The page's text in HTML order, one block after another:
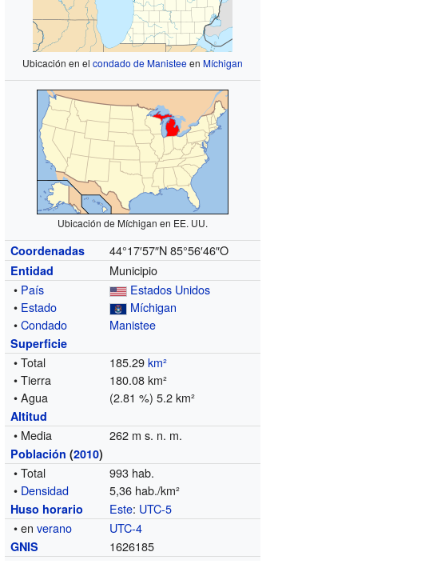
Ubicación en elcondado de ManisteeenMíchigan
Ubicación de Míchigan en EE. UU.
Coordenadas 44°17′57″N 85°56′46″O
Entidad
Municipio
• País
Estados Unidos
• Estado
Míchigan
•Condado Manistee
Superficie
• Total 185.29km²
• Tierra
180.08 km²
• Agua
(2.81 %) 5.2 km²
Altitud
• Media 262 m s. n. m.
Población (2010)
• Total
993 hab.
• Densidad 5,36 hab./km²
Huso horario Este: UTC-5
• enverano UTC-4
GNIS 1626185